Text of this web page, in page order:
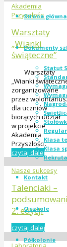
Strona główna
Dokumenty
Statut
Klasa
Klasa
Kontakt
O szkole
Półkolonie
Akademia
Przyszłości
Warsztaty
„Wianki
świąteczne”
Warsztaty
„Wianki
zorganizowane
przez
dla uczniów
biorących udział
w projekcie
Akademia
Przyszłości.
czytaj dalej
Nasze sukcesy
Talenciaki –
2. edycji
czytaj dalej